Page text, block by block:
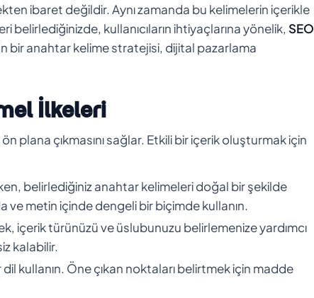
ibaret değildir. Aynı zamanda bu kelimelerin içerikle
kullanıcıların ihtiyaçlarına yönelik, SEO
bir anahtar kelime stratejisi, dijital pazarlama
İlkeleri
plana çıkmasını sağlar. Etkili bir içerik oluşturmak için
belirlediğiniz anahtar kelimeleri doğal bir şekilde
ve metin içinde dengeli bir biçimde kullanın.
içerik türünüzü ve üslubunuzu belirlemenize yardımcı
kalabilir.
dil kullanın. Öne çıkan noktaları belirtmek için madde